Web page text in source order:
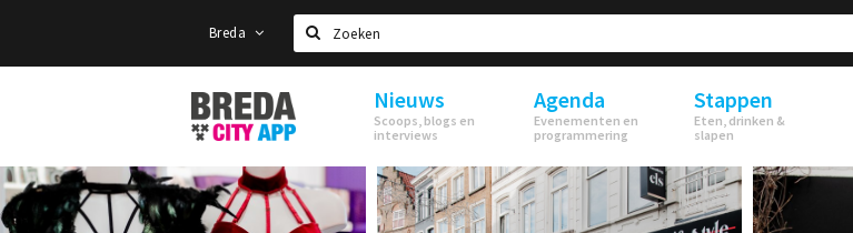
Breda
Zoeken
Stappen
&
Shoppen
Breda
Nieuws
Scoops, blogs en
interviews
Agenda
Evenementen en
programmering
Stappen
Eten, drinken &
slapen